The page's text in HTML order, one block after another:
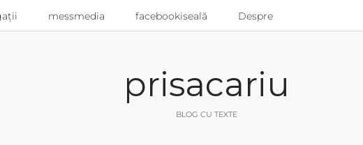
messmedia facebookiseală Despre
prisacariu
BLOG CU TEXTE